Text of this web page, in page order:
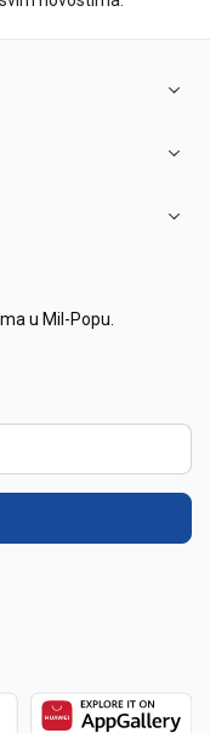
u Mil-Popu.